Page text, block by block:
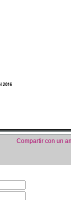
Compartir con un